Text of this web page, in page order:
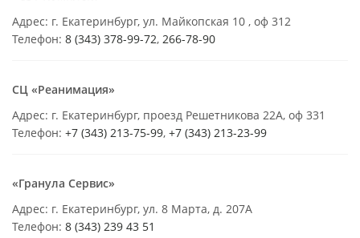
Адрес: г. Екатеринбург, ул. Майкопская 10 , оф 312
Телефон: 8 (343) 378-99-72, 266-78-90
СЦ «Реанимация»
Адрес: г. Екатеринбург, проезд Решетникова 22А, оф 331
Телефон: +7 (343) 213-75-99, +7 (343) 213-23-99
«Гранула Сервис»
Адрес: г. Екатеринбург, ул. 8 Марта, д. 207А
Телефон: 8 (343) 239 43 51